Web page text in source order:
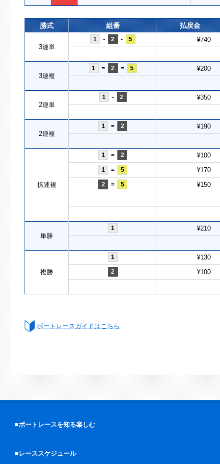
勝式 組番 払戻金
3連単
1 - 2 - 5 ¥740
3連複
1 = 2 = 5 ¥200
2連単
1 - 2 ¥350
2連複
1 = 2 ¥190
拡連複
1 = 2 ¥100
1 = 5 ¥170
2 = 5 ¥150
単勝
1 ¥210
複勝
1 ¥130
2 ¥100
ボートレースガイドはこちら
■ボートレースを知る楽しむ
■レーススケジュール